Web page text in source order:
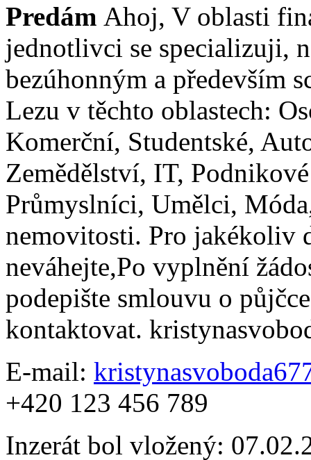
Predám Ahoj, V oblasti
jednotlivci se specializuji,
bezúhonným a především
Lezu v těchto oblastech:
Komerční, Studentské,
Zemědělství, IT,
Průmyslníci, Umělci,
nemovitosti. Pro jakékoliv
neváhejte,Po vyplnění
podepište smlouvu o
kontaktovat.
E-mail:
+420 123 456 789
Inzerát bol vložený: